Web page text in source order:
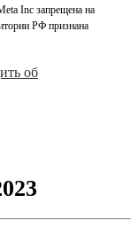
Inc запрещена на
РФ признана
об